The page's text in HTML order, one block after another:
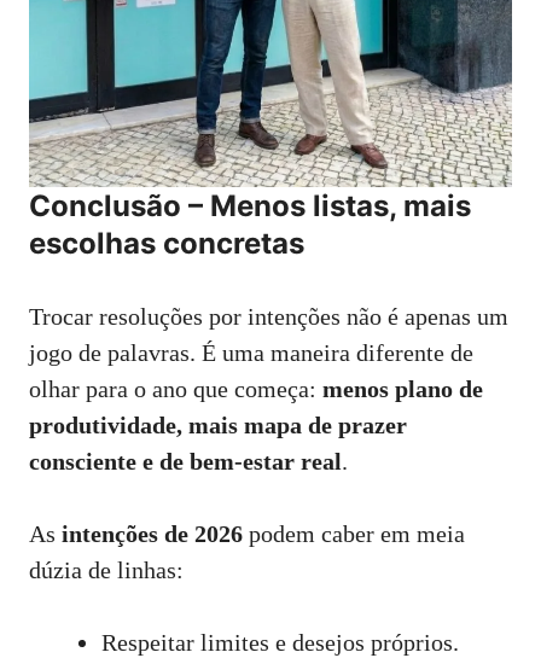
Conclusão – Menos listas, mais
escolhas concretas
Trocar resoluções por intenções não é apenas um
jogo de palavras. É uma maneira diferente de
olhar para o ano que começa: menos plano de
produtividade, mais mapa de prazer
consciente e de bem‑estar real.
As intenções de 2026 podem caber em meia
dúzia de linhas:
Respeitar limites e desejos próprios.